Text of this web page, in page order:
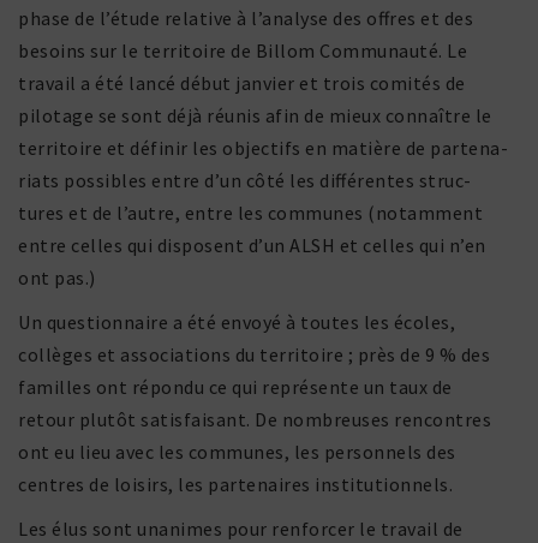
phase de l’étude rela­tive à l’analyse des offres et des
besoins sur le terri­toire de Billom Communauté. Le
travail a été lancé début janvier et trois comités de
pilo­tage se sont déjà réunis afin de mieux connaître le
terri­toire et définir les objec­tifs en matière de parte­na­
riats possibles entre d’un côté les diffé­rentes struc­
tures et de l’autre, entre les communes (notam­ment
entre celles qui disposent d’un ALSH et celles qui n’en
ont pas.)
Un ques­tion­naire a été envoyé à toutes les écoles,
collèges et asso­cia­tions du terri­toire ; près de 9 % des
familles ont répondu ce qui repré­sente un taux de
retour plutôt satis­fai­sant. De nombreuses rencontres
ont eu lieu avec les communes, les person­nels des
centres de loisirs, les parte­naires institutionnels.
Les élus sont unanimes pour renforcer le travail de